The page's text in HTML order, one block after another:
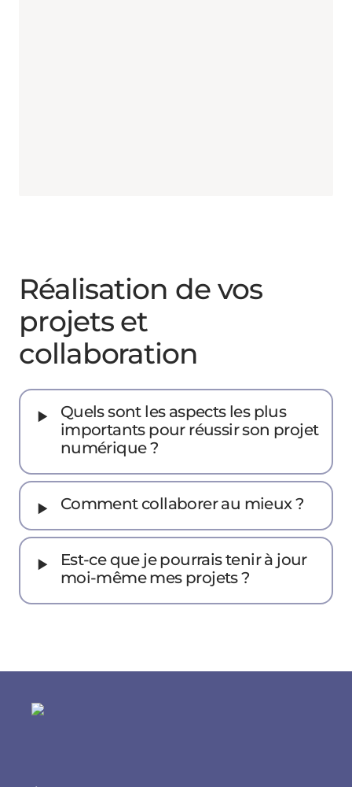
Réalisation de vos
projets et
collaboration
‣
Quels sont les aspects les plus
importants pour réussir son projet
numérique ?
‣ Comment collaborer au mieux ?
‣
Est-ce que je pourrais tenir à jour
moi-même mes projets ?